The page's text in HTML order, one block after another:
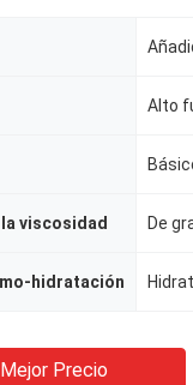
Alto
la viscosidad De
hidratación
Mejor Precio